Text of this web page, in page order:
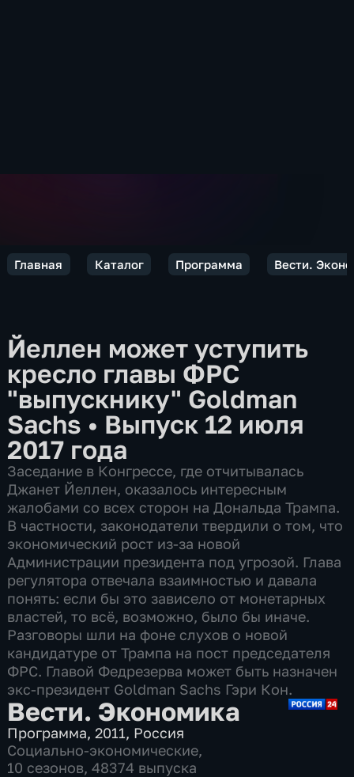
Главная Каталог Программа Вести.
Йеллен может уступить
кресло главы ФРС
"выпускнику" Goldman
Sachs • Выпуск 12 июля
2017 года
Заседание в Конгрессе, где отчитывалась
Джанет Йеллен, оказалось интересным
жалобами со всех сторон на Дональда Трампа.
В частности, законодатели твердили о том, что
экономический рост из-за новой
Администрации президента под угрозой. Глава
регулятора отвечала взаимностью и давала
понять: если бы это зависело от монетарных
властей, то всё, возможно, было бы иначе.
Разговоры шли на фоне слухов о новой
кандидатуре от Трампа на пост председателя
ФРС. Главой Федрезерва может быть назначен
экс-президент Goldman Sachs Гэри Кон.
Вести. Экономика
Программа,2011, Россия
Социально-экономические,
10 сезонов, 48374 выпуска